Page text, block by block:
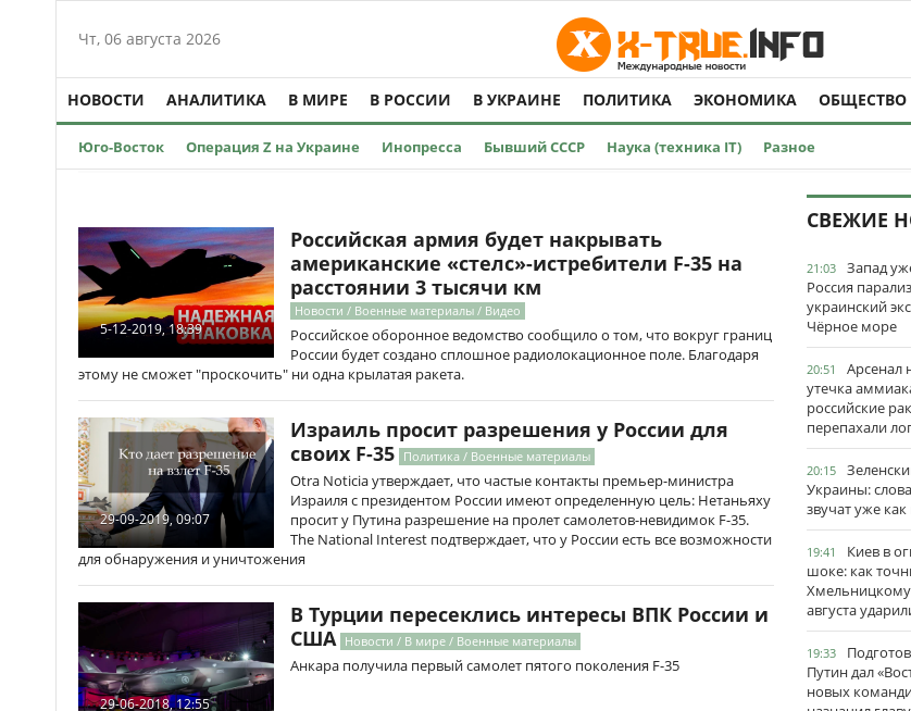
Чт, 06 августа 2026
НОВОСТИ АНАЛИТИКА В МИРЕ В РОССИИ В УКРАИНЕ ПОЛИТИКА ЭКОНОМИКА ОБЩЕСТВО
Юго-Восток Операция Z на Украине Инопресса Бывший СССР Наука (техника IT) Разное
5-12-2019, 18:39
Российская армия будет накрывать
американские «стелс»-истребители F-35 на
расстоянии 3 тысячи км
Новости / Военные материалы / Видео
Российское оборонное ведомство сообщило о том, что вокруг границ
России будет создано сплошное радиолокационное поле. Благодаря
этому не сможет "проскочить" ни одна крылатая ракета.
29-09-2019, 09:07
Израиль просит разрешения у России для
своих F-35 Политика / Военные материалы
Otra Noticia утверждает, что частые контакты премьер-министра
Израиля с президентом России имеют определенную цель: Нетаньяху
просит у Путина разрешение на пролет самолетов-невидимок F-35.
The National Interest подтверждает, что у России есть все возможности
для обнаружения и уничтожения
29-06-2018, 12:55
В Турции пересеклись интересы ВПК России и
США Новости / В мире / Военные материалы
Анкара получила первый самолет пятого поколения F-35
СВЕЖИЕ
21:03
Запад
Россия
украинский
Чёрное море
20:51
Арсенал
утечка
российские
перепахали
20:15
Украины:
звучат уже
19:41
Киев в
шоке: как
Хмельницкому
августа
19:33
Путин дал
новых